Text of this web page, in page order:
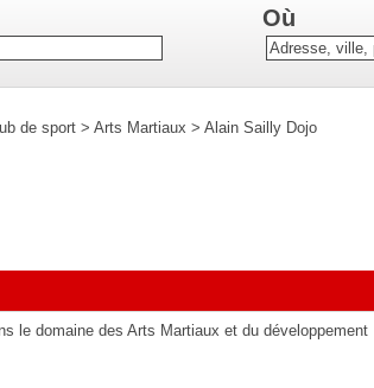
Où
de sport > Arts Martiaux > Alain Sailly Dojo
le domaine des Arts Martiaux et du développement